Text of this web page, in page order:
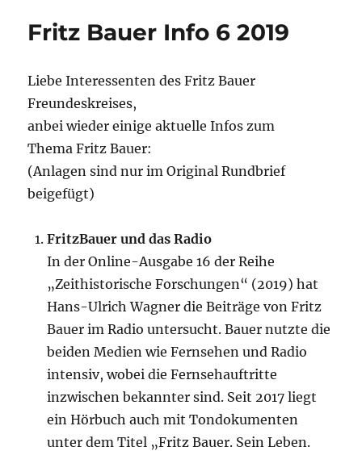
Fritz Bauer Info 6 2019
Liebe Interessenten des Fritz Bauer
Freundeskreises,
anbei wieder einige aktuelle Infos zum
Thema Fritz Bauer:
(Anlagen sind nur im Original Rundbrief
beigefügt)
FritzBauer und das Radio
In der Online-Ausgabe 16 der Reihe
„Zeithistorische Forschungen“ (2019) hat
Hans-Ulrich Wagner die Beiträge von Fritz
Bauer im Radio untersucht. Bauer nutzte die
beiden Medien wie Fernsehen und Radio
intensiv, wobei die Fernsehauftritte
inzwischen bekannter sind. Seit 2017 liegt
ein Hörbuch auch mit Tondokumenten
unter dem Titel „Fritz Bauer. Sein Leben.